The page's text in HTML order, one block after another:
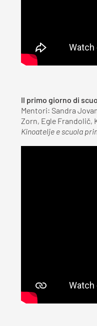
Il primo giorno di
Mentori: Sandra
Zorn, Egle Frandolič,
Kinoatelje e scuola